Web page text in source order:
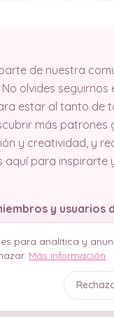
de nuestra
No olvides seguirnos
estar al tanto de
más patrones
y creatividad, y
aquí para inspirarte
y usuarios
nosotros,
Atentamente,
de
para analítica y
Más información